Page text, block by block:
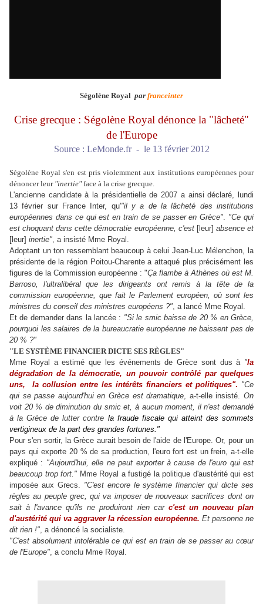
Ségolène Royal par franceinter
Crise grecque : Ségolène Royal dénonce la "lâcheté"
de l'Europe
Source : LeMonde.fr - le 13 février 2012
Ségolène Royal s'en est pris violemment aux institutions européennes pour
dénoncerleur "inertie"face à la crise grecque.
L'ancienne candidate à la présidentielle de 2007 a ainsi déclaré, lundi
13 février sur France Inter, qu'"il y a de la lâcheté des institutions
européennes dans ce qui est en train de se passeren Grèce". "Ce qui
est choquant dans cette démocratie européenne, c'est[leur] absence et
[leur] inertie", a insisté Mme Royal.
Adoptant un ton ressemblant beaucoup à celui Jean-Luc Mélenchon, la
présidente de la région Poitou-Charente a attaqué plus précisément les
figures de la Commission européenne : "Ça flambe à Athènes où est M.
Barroso, l'ultralibéral que les dirigeants ont remis à la tête de la
commission européenne, que fait le Parlement européen, où sont les
ministres du conseil des ministres européens ?", a lancé Mme Royal.
Et de demanderdans la lancée : "Si le smic baisse de 20 % en Grèce,
pourquoi les salaires de la bureaucratie européenne ne baissent pas de
20 % ?"
"LE SYSTÈME FINANCIER DICTE SES RÈGLES"
Mme Royal a estimé que les événements de Grèce sont dus à "la
dégradation de la démocratie, un pouvoircontrôlé par quelques
uns, la collusion entre les intérêts financiers et politiques". "Ce
qui se passe aujourd'hui en Grèce est dramatique, a-t-elle insisté.On
voit 20 % de diminution du smic et, à aucun moment, il n'est demandé
à la Grèce de luttercontre la fraude fiscale qui atteint des sommets
vertigineux de la part des grandes fortunes."
Pour s'en sortir, la Grèce aurait besoin de l'aide de l'Europe. Or, pour un
pays qui exporte 20 % de sa production, l'euro fort est un frein, a-t-elle
expliqué : "Aujourd'hui, elle ne peut exporterà cause de l'euro qui est
beaucoup trop fort." Mme Royal a fustigé la politique d'austérité qui est
imposée aux Grecs. "C'est encore le système financier qui dicte ses
règles au peuple grec, qui va imposerde nouveaux sacrifices dont on
sait à l'avance qu'ils ne produiront rien car c'est un nouveau plan
d'austérité qui va aggraverla récession européenne. Et personne ne
dit rien !", a dénoncé la socialiste.
"C'est absolument intolérable ce qui est en train de se passerau cœur
de l'Europe", a conclu Mme Royal.